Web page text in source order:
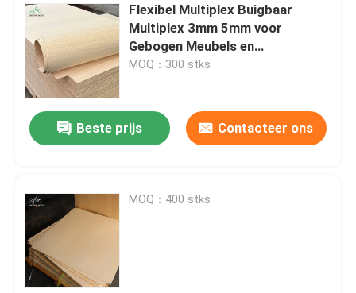
Flexibel Multiplex Buigbaar
Multiplex 3mm 5mm voor
Gebogen Meubels en
Architectonisch Timmerwerk
MOQ：300 stks
Beste prijs Contacteer ons
MOQ：400 stks